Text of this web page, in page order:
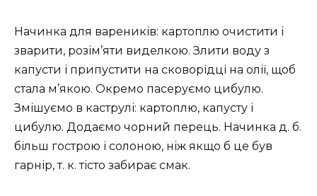
Начинка для вареників: картоплю очистити і
зварити, розім’яти виделкою. Злити воду з
капусти і припустити на сковорідці на олії, щоб
стала м’якою. Окремо пасеруємо цибулю.
Змішуємо в каструлі: картоплю, капусту і
цибулю. Додаємо чорний перець. Начинка д. б.
більш гострою і солоною, ніж якщо б це був
гарнір, т. к. тісто забирає смак.